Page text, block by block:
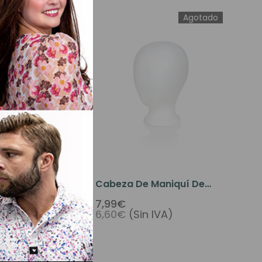
Agotado
Pelucas
IVA)
Agotado
Cabeza De Maniquí De
Poliespan En Blanco
7,99€
6,60€ (Sin IVA)